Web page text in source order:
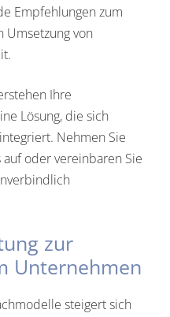
Empfehlungen zum
Umsetzung von
Ihre
Lösung, die sich
Nehmen Sie
oder vereinbaren Sie
zur
Unternehmen
steigert sich